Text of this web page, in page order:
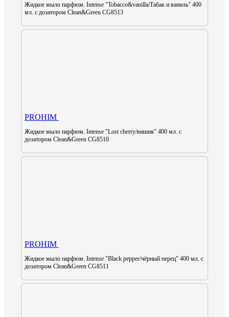
Жидкое мыло парфюм. Intense "Tobacco&vanilla/Табак и ваниль" 400
мл. с дозатором Clean&Green CG8513
PROHIM
Жидкое мыло парфюм. Intense "Lost cherry/вишня" 400 мл. с
дозатором Clean&Green CG8510
PROHIM
Жидкое мыло парфюм. Intense "Black pepper/чёрный перец" 400 мл. с
дозатором Clean&Green CG8511